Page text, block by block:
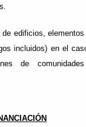
de edificios,
incluidos) en el
de